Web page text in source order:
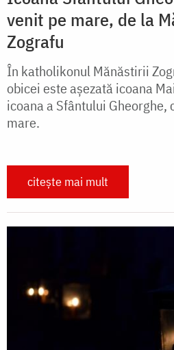
venit pe mare, de la
Zografu
În katholikonul Mănăstirii
obicei este aşezată icoana
icoana a Sfântului Gheorghe,
mare.
citește mai mult